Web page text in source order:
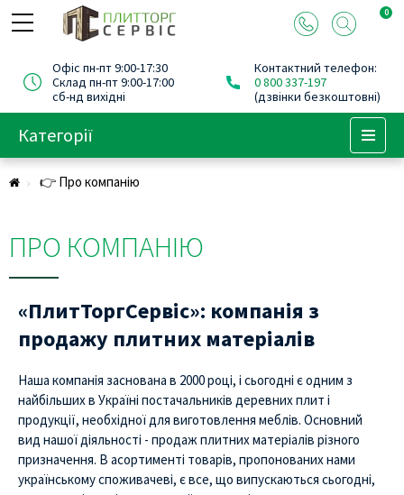
0
Офіс пн-пт 9:00-17:30
Склад пн-пт 9:00-17:00
сб-нд вихідні
Контактний телефон:
0 800 337-197
(дзвінки безкоштовні)
Категорії
👉 Про компанію
ПРО КОМПАНІЮ
«ПлитТоргСервіс»: компанія з
продажу плитних матеріалів
Наша компанія заснована в 2000 році, і сьогодні є одним з
найбільших в Україні постачальників деревних плит і
продукції, необхідної для виготовлення меблів. Основний
вид нашої діяльності - продаж плитних матеріалів різного
призначення. В асортименті товарів, пропонованих нами
українському споживачеві, є все, що випускаються сьогодні,